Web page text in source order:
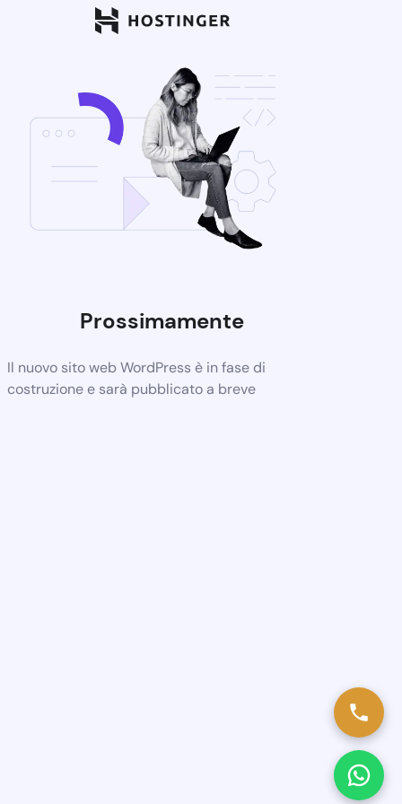
Prossimamente
Il nuovo sito web WordPress è in fase di
costruzione e sarà pubblicato a breve